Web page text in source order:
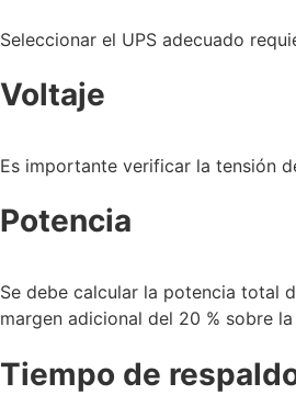
Seleccionar el UPS adecuado
Voltaje
Es importante verificar la tensión
Potencia
Se debe calcular la potencia total
margen adicional del 20 % sobre
Tiempo de